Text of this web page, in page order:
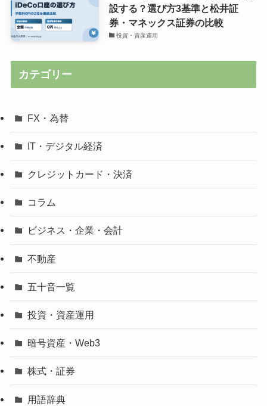
設する？選び方3基準と松井証
券・マネックス証券の比較
投資・資産運用
カテゴリー
FX・為替
IT・デジタル経済
クレジットカード・決済
コラム
ビジネス・企業・会計
不動産
五十音一覧
投資・資産運用
暗号資産・Web3
株式・証券
用語辞典